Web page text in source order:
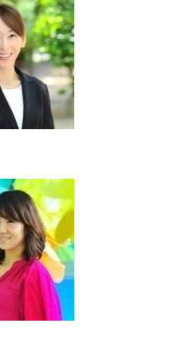
クール講座講師 服販売
ンポンパール』開業 2011年
て有意義な毎日を過ごすママ
ル開校 2012年 『心や身体が
なる講座』開講 2014年 お洋
販売開始 2016年 『予約が取
マン講座』開講 2018年 更に
断をメニュー化 女児二人のの
クター／プレシャス・マミー
か読んでる暇ないよ！！ そん
欲しい！」 「マナーはお子さ
ズマナー講師 彈正原 由紀 無
subscribe/86258